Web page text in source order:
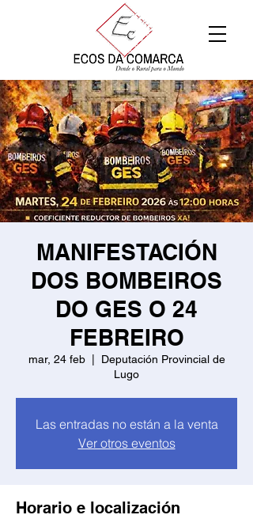
MANIFESTACIÓN
DOS BOMBEIROS
DO GES O 24
FEBREIRO
mar, 24 feb
  |
Deputación Provincial de
Lugo
Las entradas no están a la venta
Ver otros eventos
Horario e localización